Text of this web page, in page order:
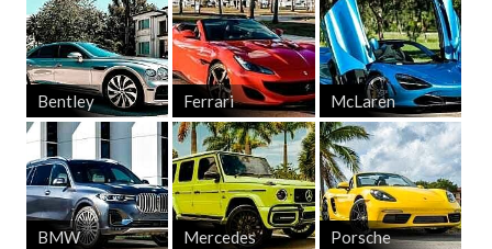
Bentley Ferrari McLaren
BMW Mercedes Porsche